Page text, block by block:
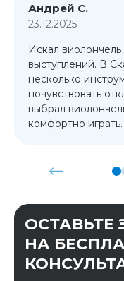
Андрей С.
23.12.2025
Искал
выступлений. В
несколько
почувствовать
выбрал
комфортно играть.
ОСТАВЬТЕ
НА